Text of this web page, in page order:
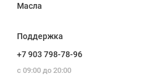
Масла
Поддержка
+7 903 798-78-96
с 09:00 до 20:00